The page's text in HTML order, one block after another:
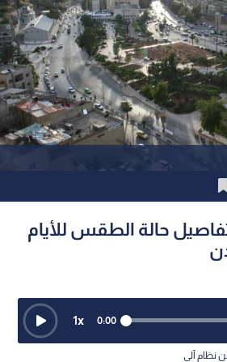
تفاصيل حالة الطقس للأيام
0:00
1x
نظام آلي